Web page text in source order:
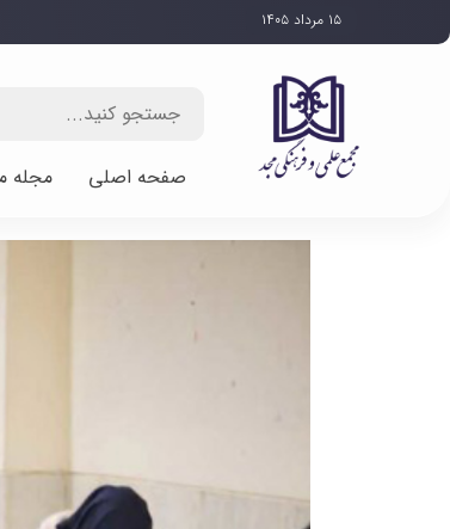
۱۵ مرداد ۱۴۰۵
صفحه اصلی مجله